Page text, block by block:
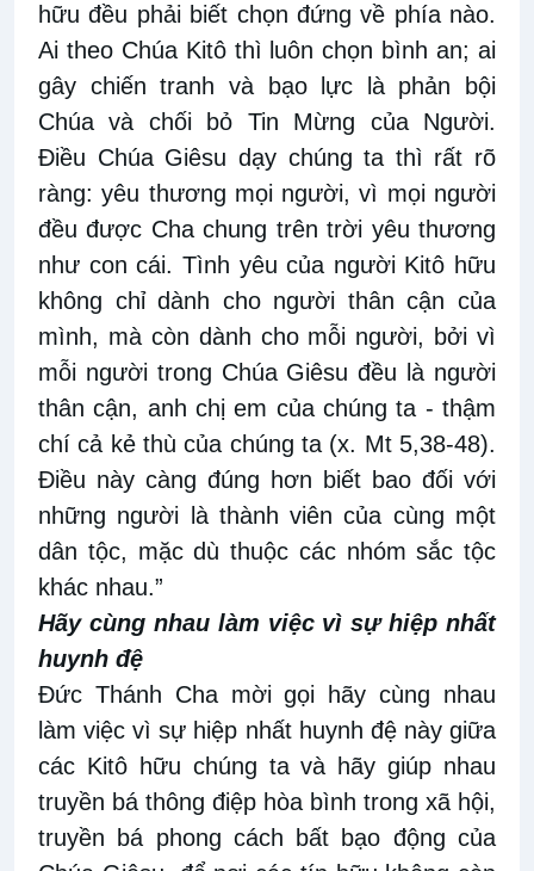
hữu đều phải biết chọn đứng về phía nào.
Ai theo Chúa Kitô thì luôn chọn bình an; ai
gây chiến tranh và bạo lực là phản bội
Chúa và chối bỏ Tin Mừng của Người.
Điều Chúa Giêsu dạy chúng ta thì rất rõ
ràng: yêu thương mọi người, vì mọi người
đều được Cha chung trên trời yêu thương
như con cái. Tình yêu của người Kitô hữu
không chỉ dành cho người thân cận của
mình, mà còn dành cho mỗi người, bởi vì
mỗi người trong Chúa Giêsu đều là người
thân cận, anh chị em của chúng ta - thậm
chí cả kẻ thù của chúng ta (x. Mt 5,38-48).
Điều này càng đúng hơn biết bao đối với
những người là thành viên của cùng một
dân tộc, mặc dù thuộc các nhóm sắc tộc
khác nhau.”
Hãy cùng nhau làm việc vì sự hiệp nhất
huynh đệ
Đức Thánh Cha mời gọi hãy cùng nhau
làm việc vì sự hiệp nhất huynh đệ này giữa
các Kitô hữu chúng ta và hãy giúp nhau
truyền bá thông điệp hòa bình trong xã hội,
truyền bá phong cách bất bạo động của